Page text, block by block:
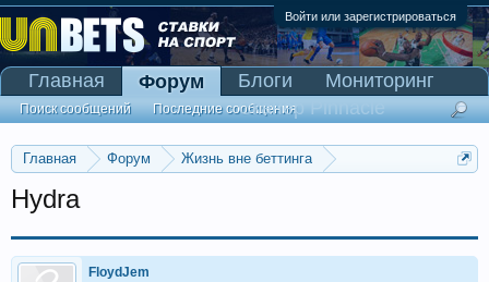
Войти или зарегистрироваться
Главная Форум
Жизнь вне беттинга
Hydra
FloydJem
Главная Форум
Поиск сообщений Последние сообщения
Блоги
Мониторинг
Сканер Pinnacle